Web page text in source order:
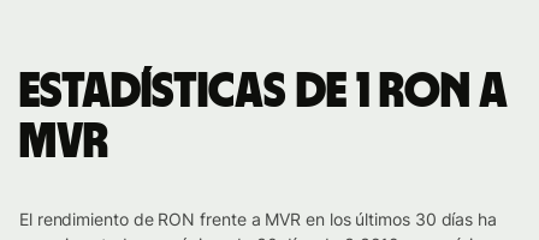
Estadísticas de 1 RON a
MVR
El rendimiento de RON frente a MVR en los últimos 30 días ha